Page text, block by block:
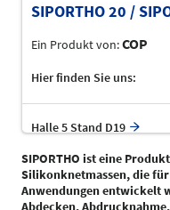
SIPORTHO 20 /
Ein Produkt von:COP
Hier finden Sie uns:
Halle 5 Stand D19
SIPORTHO ist eine
Silikonknetmassen, die
Anwendungen entwickelt
Abdecken,